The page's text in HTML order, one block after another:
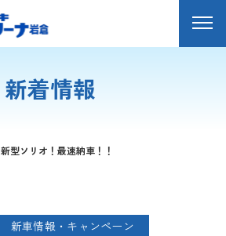
新着情報
新型ソリオ！最速納車！！
新車情報・キャンペーン